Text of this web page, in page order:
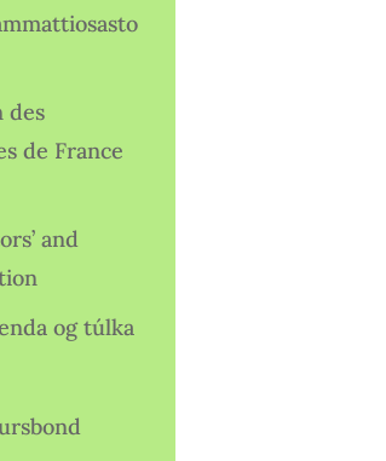
des
de France
and
og túlka